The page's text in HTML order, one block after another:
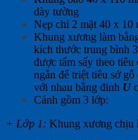
dày tường
Nẹp chỉ 2 mặt 40 x 10
Khung xương làm
kích thước trung bình
được tẩm sấy theo
ngắn để triệt tiêu sớ
với nhau bằng đinh U
Cánh gồm 3 lớp:
+ Lớp 1: Khung xương chịu